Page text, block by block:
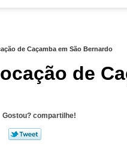
de Caçamba em São Bernardo
de
Gostou? compartilhe!